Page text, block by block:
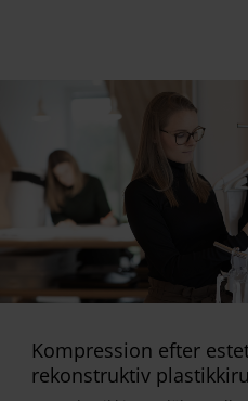
Kompression efter
rekonstruktiv